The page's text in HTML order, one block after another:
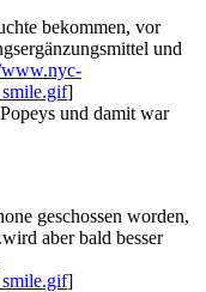
bekommen, vor
und
]
und damit war
geschossen worden,
aber bald besser
]